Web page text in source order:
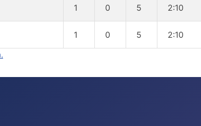
1 0 5 2:10
1 0 5 2:10